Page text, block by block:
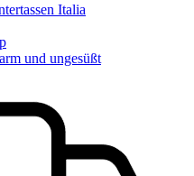
Italia
und ungesüßt